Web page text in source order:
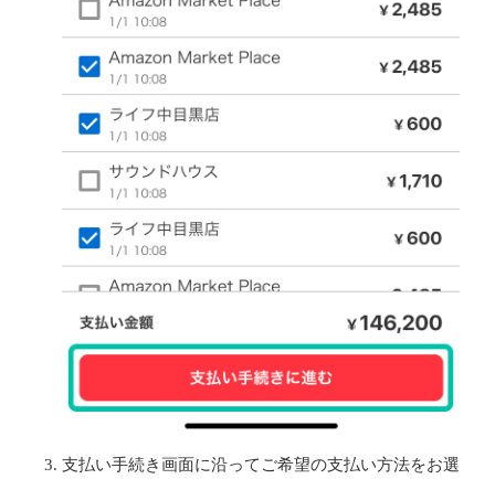
支払い手続き画面に沿ってご希望の支払い方法をお選